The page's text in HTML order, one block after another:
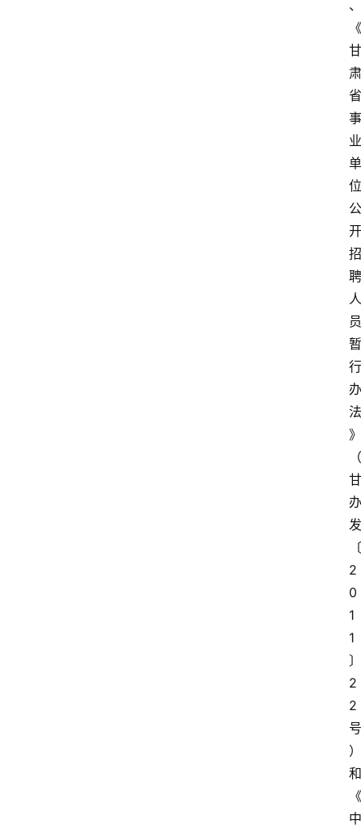
、
《
甘
肃
省
事
业
单
位
公
开
招
聘
人
员
暂
行
办
法
》
（
甘
办
发
〔
2
0
1
1
〕
2
2
号
）
和
《
中